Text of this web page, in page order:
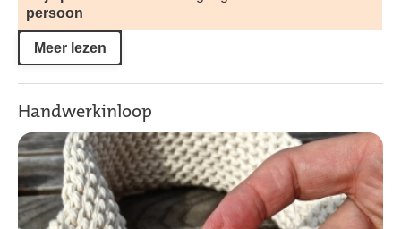
persoon
Meer lezen
Handwerkinloop